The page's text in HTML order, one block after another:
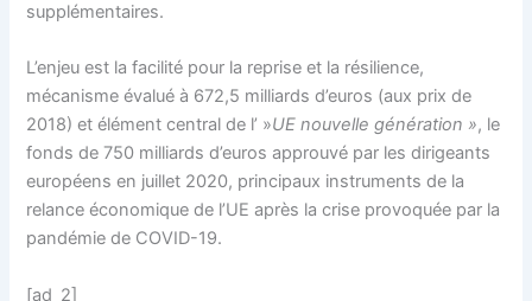
supplémentaires.
L’enjeu est la facilité pour la reprise et la résilience,
mécanisme évalué à 672,5 milliards d’euros (aux prix de
2018) et élément central de l’ »UE nouvelle génération », le
fonds de 750 milliards d’euros approuvé par les dirigeants
européens en juillet 2020, principaux instruments de la
relance économique de l’UE après la crise provoquée par la
pandémie de COVID-19.
[ad_2]